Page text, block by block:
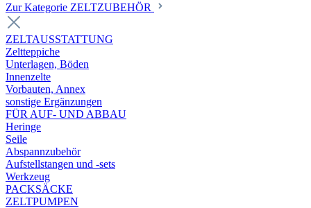
Zur Kategorie ZELTZUBEHÖR
ZELTAUSSTATTUNG
Zeltteppiche
Unterlagen, Böden
Innenzelte
Vorbauten, Annex
sonstige Ergänzungen
FÜR AUF- UND ABBAU
Heringe
Seile
Abspannzubehör
Aufstellstangen und -sets
Werkzeug
PACKSÄCKE
ZELTPUMPEN